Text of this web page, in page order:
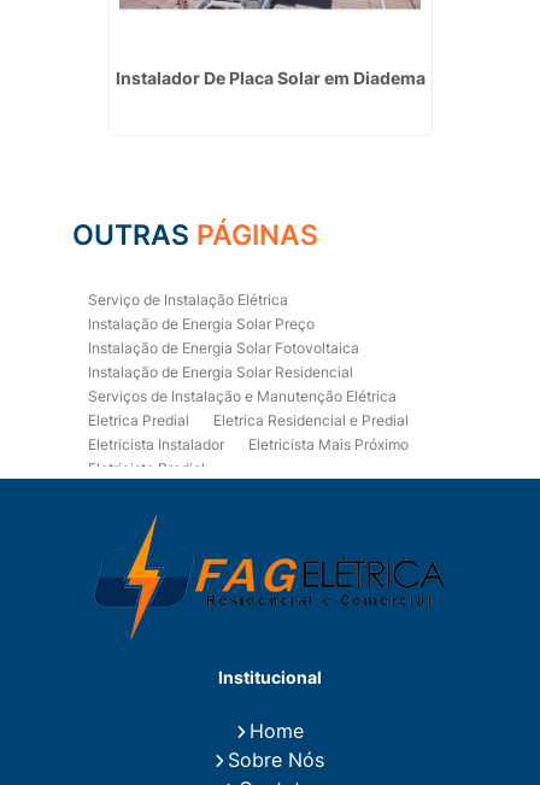
Instalador De Placa Solar em Diadema
OUTRAS PÁGINAS
Serviço de Instalação Elétrica
Instalação de Energia Solar Preço
Instalação de Energia Solar Fotovoltaica
Instalação de Energia Solar Residencial
Serviços de Instalação e Manutenção Elétrica
Eletrica Predial
Eletrica Residencial e Predial
Eletricista Instalador
Eletricista Mais Próximo
Eletricista Predial
Eletricista Residencial
Eletricista Residencial E Predial
Eletricistas de Manutenção
Empresa de Instalações Elétricas
Empresa de Manutenção Eletrica
Empresa de Prestação de Serviços Eletricos
Fiação para Instalação Eletrica Residencial
Instalação de Energia Solar Residencial Preço
Instalação de Painel Solar
Institucional
Home
Sobre Nós